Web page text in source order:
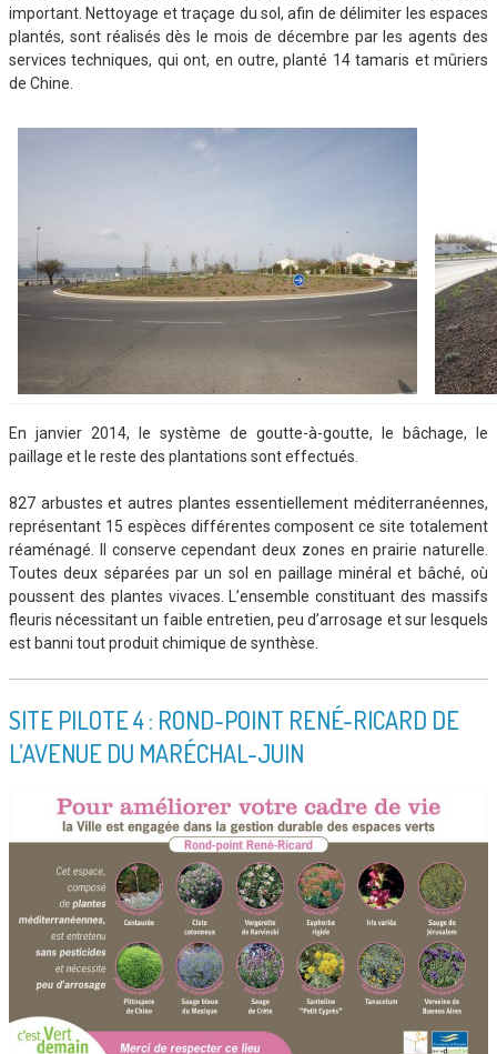
important. Nettoyage et traçage du sol, afin de délimiter les espaces
plantés, sont réalisés dès le mois de décembre par les agents des
services techniques, qui ont, en outre, planté 14 tamaris et mûriers
de Chine.
En janvier 2014, le système de goutte-à-goutte, le bâchage, le
paillage et le reste des plantations sont effectués.
827 arbustes et autres plantes essentiellement méditerranéennes,
représentant 15 espèces différentes composent ce site totalement
réaménagé. Il conserve cependant deux zones en prairie naturelle.
Toutes deux séparées par un sol en paillage minéral et bâché, où
poussent des plantes vivaces. L’ensemble constituant des massifs
fleuris nécessitant un faible entretien, peu d’arrosage et sur lesquels
est banni tout produit chimique de synthèse.
SITE PILOTE 4 : ROND-POINT RENÉ-RICARD DE
L’AVENUE DU MARÉCHAL-JUIN